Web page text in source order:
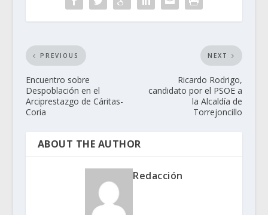
PREVIOUS
Encuentro sobre
Despoblación en el
Arciprestazgo de Cáritas-
Coria
NEXT
Ricardo Rodrigo,
candidato por el PSOE a
la Alcaldía de
Torrejoncillo
ABOUT THE AUTHOR
Redacción